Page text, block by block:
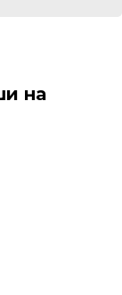
на